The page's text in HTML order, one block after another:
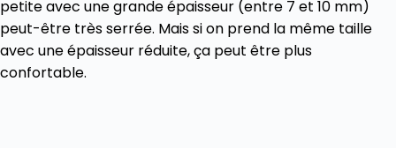
petite avec une grande épaisseur (entre 7 et 10 mm)
peut-être très serrée. Mais si on prend la même taille
avec une épaisseur réduite, ça peut être plus
confortable.